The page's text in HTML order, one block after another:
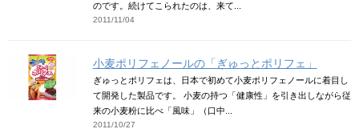
のです。続けてこられたのは、来て...
2011/11/04
小麦ポリフェノールの「ぎゅっとポリフェ」
ぎゅっとポリフェは、日本で初めて小麦ポリフェノールに着目し
て開発した製品です。 小麦の持つ「健康性」を引き出しながら従
来の小麦粉に比べ「風味」（口中...
2011/10/27